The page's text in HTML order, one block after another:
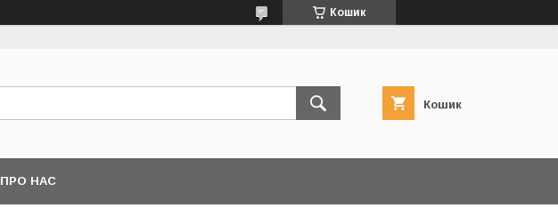
Кошик
Кошик
ПРО НАС